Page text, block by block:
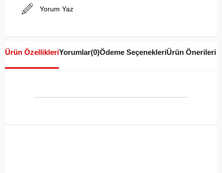
Yorum Yaz
Ürün ÖzellikleriYorumlar(0)Ödeme SeçenekleriÜrün Önerileri